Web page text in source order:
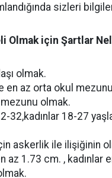
sizleri
Olmak için Şartlar
olmak.
en az orta okul
olmak.
32,kadınlar 18-27
askerlik ile ilişiğinin
az 1.73 cm. , kadınlar